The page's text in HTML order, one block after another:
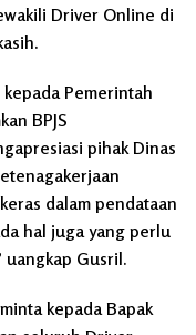
Driver Online di
Pemerintah
BPJS
pihak Dinas
dalam pendataan
hal juga yang perlu
uangkap Gusril.
kepada Bapak